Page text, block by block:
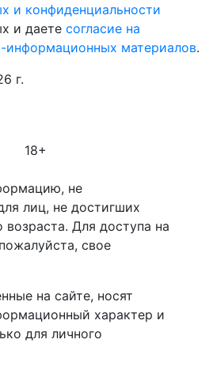
и конфиденциальности
и даете согласие на
информационных материалов.
г.
18+
не
лиц, не достигших
возраста. Для доступа на
свое
на сайте, носят
характер и
для личного